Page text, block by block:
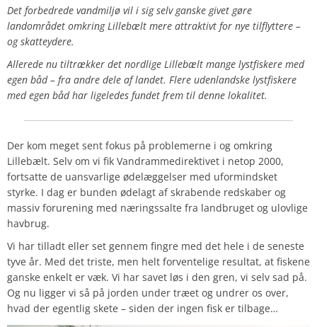
Det forbedrede vandmiljø vil i sig selv ganske givet gøre
landområdet omkring Lillebælt mere attraktivt for nye tilflyttere –
og skatteydere.
Allerede nu tiltrækker det nordlige Lillebælt mange lystfiskere med
egen båd – fra andre dele af landet. Flere udenlandske lystfiskere
med egen båd har ligeledes fundet frem til denne lokalitet.
Der kom meget sent fokus på problemerne i og omkring
Lillebælt. Selv om vi fik Vandrammedirektivet i netop 2000,
fortsatte de uansvarlige ødelæggelser med uformindsket
styrke. I dag er bunden ødelagt af skrabende redskaber og
massiv forurening med næringssalte fra landbruget og ulovlige
havbrug.
Vi har tilladt eller set gennem fingre med det hele i de seneste
tyve år. Med det triste, men helt forventelige resultat, at fiskene
ganske enkelt er væk. Vi har savet løs i den gren, vi selv sad på.
Og nu ligger vi så på jorden under træet og undrer os over,
hvad der egentlig skete – siden der ingen fisk er tilbage…